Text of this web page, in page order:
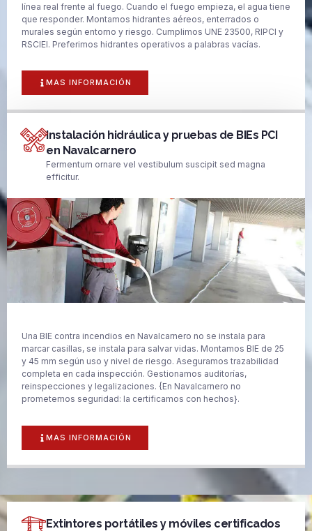
línea real frente al fuego. Cuando el fuego empieza, el agua tiene
que responder. Montamos hidrantes aéreos, enterrados o
murales según entorno y riesgo. Cumplimos UNE 23500, RIPCI y
RSCIEI. Preferimos hidrantes operativos a palabras vacías.
MAS INFORMACIÓN
Instalación hidráulica y pruebas de BIEs PCI
en Navalcarnero
Fermentum ornare vel vestibulum suscipit sed magna
efficitur.
Una BIE contra incendios en Navalcarnero no se instala para
marcar casillas, se instala para salvar vidas. Montamos BIE de 25
y 45 mm según uso y nivel de riesgo. Aseguramos trazabilidad
completa en cada inspección. Gestionamos auditorías,
reinspecciones y legalizaciones. {En Navalcarnero no
prometemos seguridad: la certificamos con hechos}.
MAS INFORMACIÓN
Extintores portátiles y móviles certificados